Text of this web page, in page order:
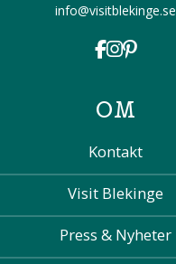
info@visitblekinge.se
OM
Kontakt
Visit Blekinge
Press & Nyheter